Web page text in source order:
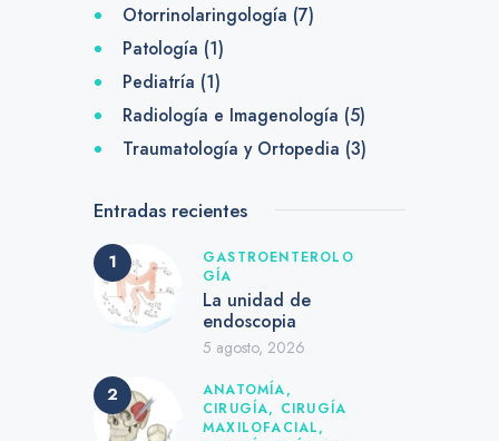
Otorrinolaringología (7)
Patología (1)
Pediatría (1)
Radiología e Imagenología (5)
Traumatología y Ortopedia (3)
Entradas recientes
GASTROENTEROLO
GÍA
La unidad de
endoscopia
5 agosto, 2026
ANATOMÍA,
CIRUGÍA, CIRUGÍA
MAXILOFACIAL,